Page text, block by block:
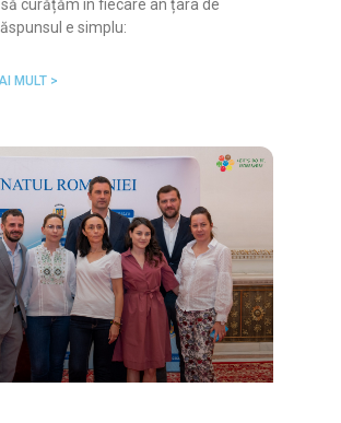
curățăm în fiecare an țara de
e simplu:
MULT >